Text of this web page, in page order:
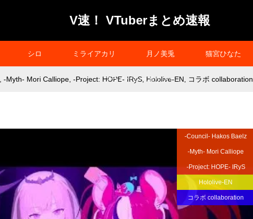
V速！ VTuberまとめ速報
シロ ミライアカリ 月ノ美兎 猫宮ひなた
プライバシーポリシー
-Myth- Mori Calliope -Project: HOPE- IRyS Hololive-EN コラボ collaboration
-Council- Hakos Baelz
-Myth- Mori Calliope
-Project: HOPE- IRyS
Hololive-EN
コラボ collaboration